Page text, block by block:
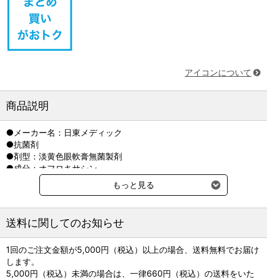
アイコンについて
商品説明
●メーカー名：日東メディック
●抗菌剤
●剤型：淡黄色眼軟膏無菌製剤
●成分：オフロキサシン
●同効他社品：タリビッド眼軟膏もっと見る
送料に関してのお知らせ
1回のご注文金額が5,000円（税込）以上の場合、送料無料でお届け
します。
5,000円（税込）未満の場合は、一律660円（税込）の送料をいた